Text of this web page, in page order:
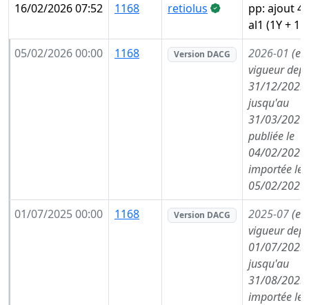
16/02/2026 07:52
1168 retiolus
pp: ajout
al1 (1Y +
05/02/2026 00:00
1168 Version DACG 2026-01 (en
vigueur
31/12/2025,
jusqu'au
31/03/2026,
publiée le
04/02/2026,
importée le
05/02/2026)
01/07/2025 00:00
1168 Version DACG 2025-07(en
vigueur
01/07/2025,
jusqu'au
31/08/2025,
importée le